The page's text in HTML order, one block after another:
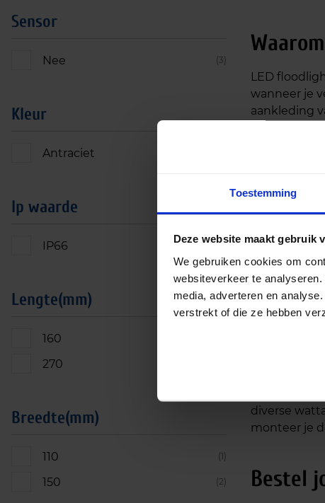
Toestemming
Deze website maakt gebruik
We gebruiken cookies om
websiteverkeer te
media, adverteren en
verstrekt of die ze hebben
Sensor
Nee (3)
Kleur
Antraciet
Ip waarde
IP66 (3)
Lengte(mm)
160
270
Breedte(mm)
110 (1)
150 (2)
LED
wanneer je
aankleding
Warm
Hoge
Direct
Of je nu
diverse
monteer je
Bestel